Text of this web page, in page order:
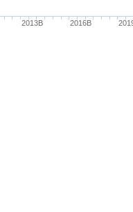
2013B 2016B